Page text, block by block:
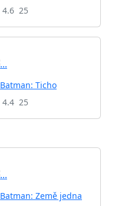
4.6 25
Batman: Ticho
4.4 25
Batman: Země jedna